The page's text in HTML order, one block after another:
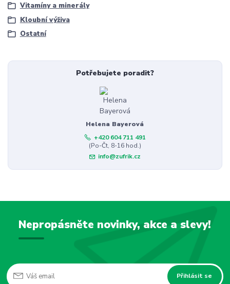
Vitamíny a minerály
Kloubní výživa
Ostatní
Potřebujete poradit?
Helena Bayerová
+420 604 711 491
(Po-Čt, 8-16 hod.)
info@zufrik.cz
Nepropásněte novinky, akce a slevy!
Přihlásit se